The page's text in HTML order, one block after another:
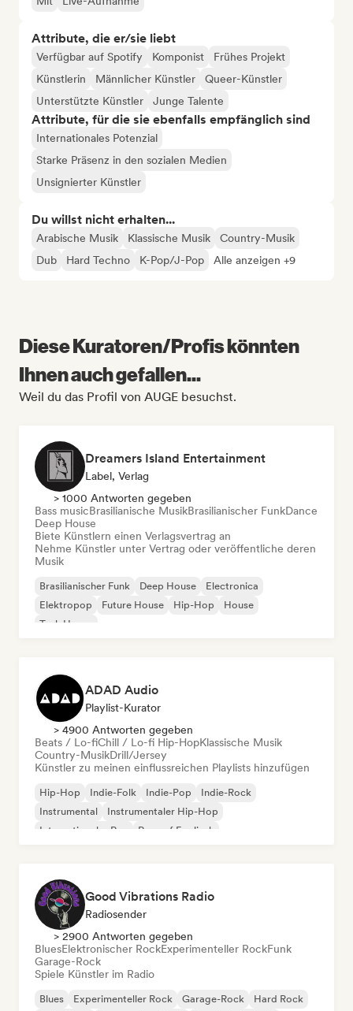
Attribute, die er/sie liebt
Verfügbar auf Spotify Komponist
Frühes Projekt
Künstlerin
Männlicher Künstler
Queer-Künstler
Unterstützte Künstler
Junge Talente
Attribute, für die sie ebenfalls empfänglich sind
Internationales Potenzial
Starke Präsenz in den sozialen Medien
Unsignierter Künstler
Du willst nicht erhalten...
Arabische Musik Klassische Musik
Country-Musik
Dub
Hard Techno K-Pop/J-Pop Alle anzeigen +9
Diese Kuratoren/Profis könnten
Ihnen auch gefallen...
Weil du das Profil von AUGE besuchst.
Dreamers Island Entertainment
Label, Verlag
> 1000 Antworten gegeben
Bass musicBrasilianische MusikBrasilianischer FunkDance
Deep House
Biete Künstlern einen Verlagsvertrag an
Nehme Künstler unter Vertrag oder veröffentliche deren
Musik
Brasilianischer Funk Deep House
Electronica
Elektropop
Future House Hip-Hop
House
Tech House
ADAD Audio
Playlist-Kurator
> 4900 Antworten gegeben
Beats / Lo-fiChill / Lo-fi Hip-HopKlassische Musik
Country-MusikDrill/Jersey
Künstler zu meinen einflussreichen Playlists hinzufügen
Hip-Hop Indie-Folk Indie-Pop
Indie-Rock
Instrumental
Instrumentaler Hip-Hop
Internationaler Rap
Rap auf Englisch
Good Vibrations Radio
Radiosender
> 2900 Antworten gegeben
BluesElektronischer RockExperimenteller RockFunk
Garage-Rock
Spiele Künstler im Radio
Blues Experimenteller Rock Garage-Rock
Hard Rock